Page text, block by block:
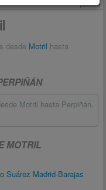
publicidad
desde Motril hasta
Motril hasta Perpiñán.
MOTRIL
Suárez Madrid-Barajas